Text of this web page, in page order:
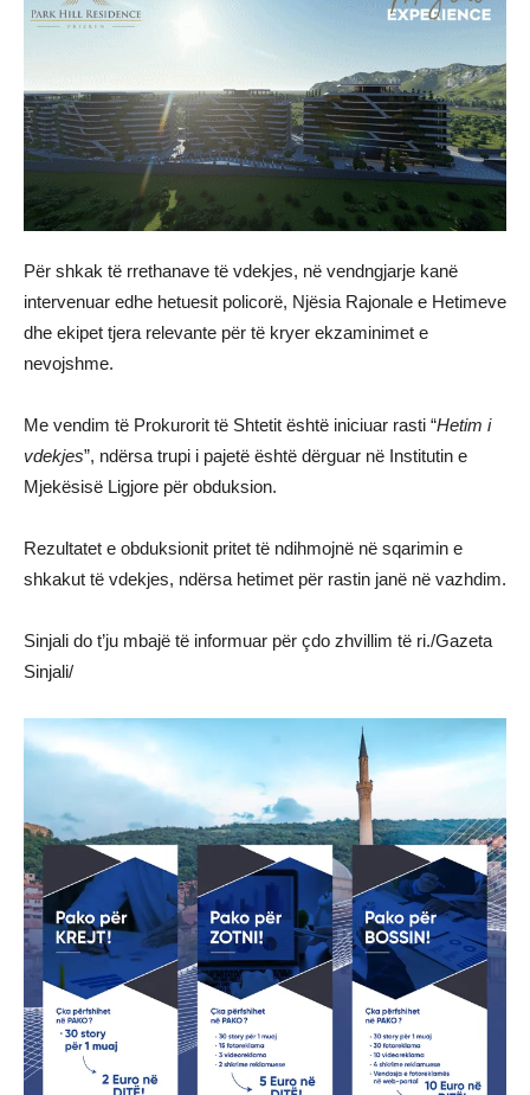
Për shkak të rrethanave të vdekjes, në vendngjarje kanë
intervenuar edhe hetuesit policorë, Njësia Rajonale e Hetimeve
dhe ekipet tjera relevante për të kryer ekzaminimet e
nevojshme.
Me vendim të Prokurorit të Shtetit është iniciuar rasti “Hetim i
vdekjes”, ndërsa trupi i pajetë është dërguar në Institutin e
Mjekësisë Ligjore për obduksion.
Rezultatet e obduksionit pritet të ndihmojnë në sqarimin e
shkakut të vdekjes, ndërsa hetimet për rastin janë në vazhdim.
Sinjali do t’ju mbajë të informuar për çdo zhvillim të ri./Gazeta
Sinjali/